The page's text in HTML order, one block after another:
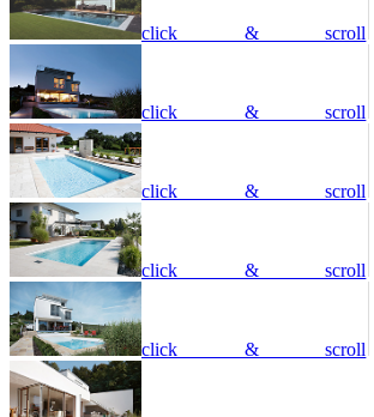
click & scroll
click & scroll
click & scroll
click & scroll
click & scroll